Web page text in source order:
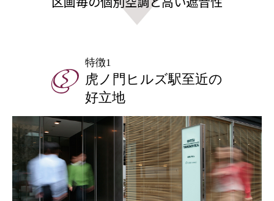
特徴1
虎ノ門ヒルズ駅至近の
好立地